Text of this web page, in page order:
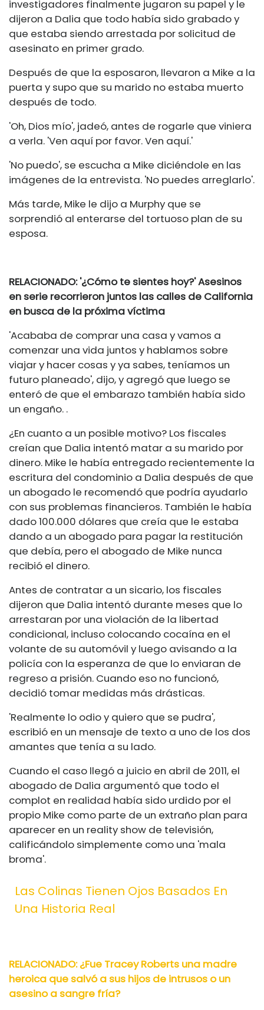
investigadores finalmente jugaron su papel y le
dijeron a Dalia que todo había sido grabado y
que estaba siendo arrestada por solicitud de
asesinato en primer grado.
Después de que la esposaron, llevaron a Mike a la
puerta y supo que su marido no estaba muerto
después de todo.
'Oh, Dios mío', jadeó, antes de rogarle que viniera
a verla. 'Ven aquí por favor. Ven aquí.'
'No puedo', se escucha a Mike diciéndole en las
imágenes de la entrevista. 'No puedes arreglarlo'.
Más tarde, Mike le dijo a Murphy que se
sorprendió al enterarse del tortuoso plan de su
esposa.
RELACIONADO: '¿Cómo te sientes hoy?' Asesinos
en serie recorrieron juntos las calles de California
en busca de la próxima víctima
'Acababa de comprar una casa y vamos a
comenzar una vida juntos y hablamos sobre
viajar y hacer cosas y ya sabes, teníamos un
futuro planeado', dijo, y agregó que luego se
enteró de que el embarazo también había sido
un engaño. .
¿En cuanto a un posible motivo? Los fiscales
creían que Dalia intentó matar a su marido por
dinero. Mike le había entregado recientemente la
escritura del condominio a Dalia después de que
un abogado le recomendó que podría ayudarlo
con sus problemas financieros. También le había
dado 100.000 dólares que creía que le estaba
dando a un abogado para pagar la restitución
que debía, pero el abogado de Mike nunca
recibió el dinero.
Antes de contratar a un sicario, los fiscales
dijeron que Dalia intentó durante meses que lo
arrestaran por una violación de la libertad
condicional, incluso colocando cocaína en el
volante de su automóvil y luego avisando a la
policía con la esperanza de que lo enviaran de
regreso a prisión. Cuando eso no funcionó,
decidió tomar medidas más drásticas.
'Realmente lo odio y quiero que se pudra',
escribió en un mensaje de texto a uno de los dos
amantes que tenía a su lado.
Cuando el caso llegó a juicio en abril de 2011, el
abogado de Dalia argumentó que todo el
complot en realidad había sido urdido por el
propio Mike como parte de un extraño plan para
aparecer en un reality show de televisión,
calificándolo simplemente como una 'mala
broma'.
Las Colinas Tienen Ojos Basados ​​en
Una Historia Real
RELACIONADO: ¿Fue Tracey Roberts una madre
heroica que salvó a sus hijos de intrusos o un
asesino a sangre fría?